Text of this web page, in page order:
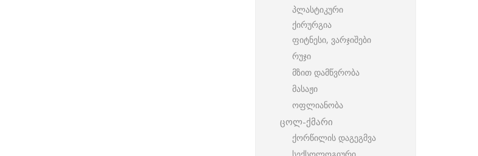
პლასტიკური
ქირურგია
ფიტნესი, ვარჯიშები
რუჯი
მზით დამწვრობა
მასაჟი
ოფლიანობა
ცოლ-ქმარი
ქორწილის დაგეგმვა